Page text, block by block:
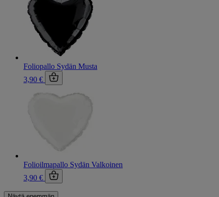
Foliopallo Sydän Musta
3,90 €
Folioilmapallo Sydän Valkoinen
3,90 €